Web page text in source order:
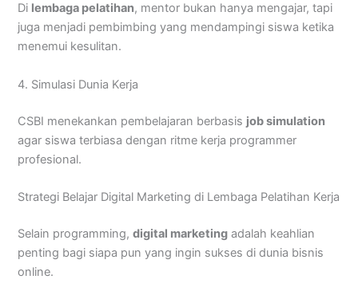
Di lembaga pelatihan, mentor bukan hanya mengajar, tapi
juga menjadi pembimbing yang mendampingi siswa ketika
menemui kesulitan.
4. Simulasi Dunia Kerja
CSBI menekankan pembelajaran berbasis job simulation
agar siswa terbiasa dengan ritme kerja programmer
profesional.
Strategi Belajar Digital Marketing di Lembaga Pelatihan Kerja
Selain programming,digital marketing adalah keahlian
penting bagi siapa pun yang ingin sukses di dunia bisnis
online.